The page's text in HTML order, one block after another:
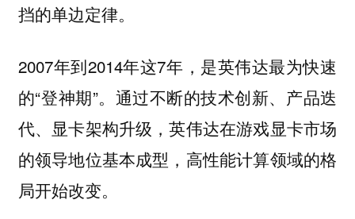
挡的单边定律。
2007年到2014年这7年，是英伟达最为快速
的“登神期”。通过不断的技术创新、产品迭
代、显卡架构升级，英伟达在游戏显卡市场
的领导地位基本成型，高性能计算领域的格
局开始改变。